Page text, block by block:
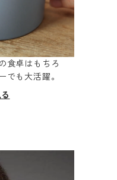
食卓はもちろ
でも大活躍。